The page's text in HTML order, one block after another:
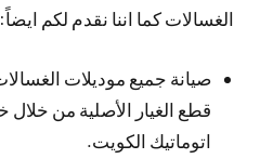
الغسالات كما اننا نقدم لكم ايضاً:
صيانة جميع موديلات
قطع الغيار الأصلية من
اتوماتيك الكويت.